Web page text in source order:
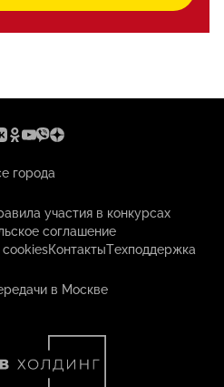
города
участия в конкурсах
соглашение
cookiesКонтактыТехподдержка
в Москве